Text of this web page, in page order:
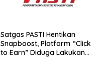
Satgas PASTI Hentikan
Snapboost, Platform “Click
to Earn” Diduga Lakukan